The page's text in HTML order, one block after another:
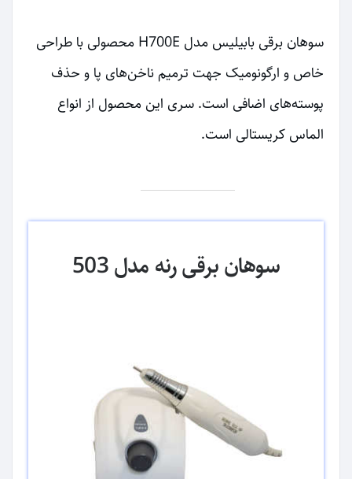
سوهان برقی بابیلیس مدل H700E محصولی با طراحی
خاص و ارگونومیک جهت ترمیم ناخن‌های پا و حذف
پوسته‌های اضافی است. سری این محصول از انواع
الماس کریستالی است.
سوهان برقی رنه مدل 503